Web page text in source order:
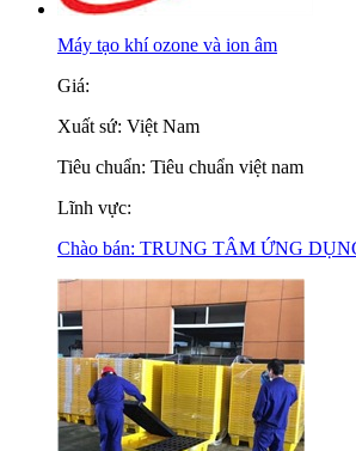
Máy tạo khí ozone và ion âm
Giá:
Xuất sứ: Việt Nam
Tiêu chuẩn: Tiêu chuẩn việt nam
Lĩnh vực:
Chào bán: TRUNG TÂM ỨNG